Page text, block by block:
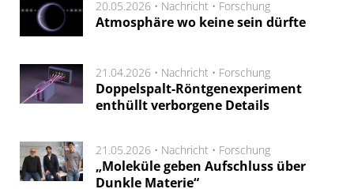
20.05.2026 • Nachricht • Forschung
Atmosphäre wo keine sein dürfte
21.04.2026 • Nachricht • Forschung
Doppelspalt-Röntgenexperiment
enthüllt verborgene Details
21.05.2026 • Nachricht • Forschung
„Moleküle geben Aufschluss über
Dunkle Materie“